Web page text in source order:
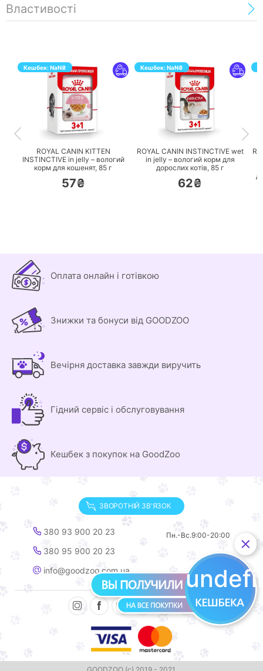
Властивості
Кешбек:NaN₴
ПЕРЕЙТИ
ROYAL CANIN KITTEN
INSTINCTIVE in jelly – вологий
корм для кошенят, 85 г
57₴
Кешбек:NaN₴
ПЕРЕЙТИ
ROYAL CANIN INSTINCTIVE wet
in jelly – вологий корм для
дорослих котів, 85 г
62₴
Оплата онлайн і готівкою
Знижки та бонуси від GOODZOO
Вечірня доставка завжди виручить
Гідний сервіс і обслуговування
Кешбек з покупок на GoodZoo
ЗВОРОТНІЙ ЗВ'ЯЗОК
380 93 900 20 23
380 95 900 20 23
info@goodzoo.com.ua
Пн.-Вс.9:00-20:00
GOODZOO (с) 2019 - 2021.